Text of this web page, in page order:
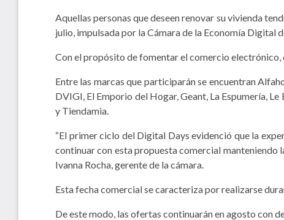
Aquellas personas que deseen renovar su vivienda
julio, impulsada por la Cámara de la Economía Digital
Con el propósito de fomentar el comercio electrónico,
Entre las marcas que participarán se encuentran
DVIGI, El Emporio del Hogar, Geant, La Espumería,
y Tiendamia.
“El primer ciclo del Digital Days evidenció que la
continuar con esta propuesta comercial manteniendo
Ivanna Rocha, gerente de la cámara.
Esta fecha comercial se caracteriza por realizarse
De este modo, las ofertas continuarán en agosto con